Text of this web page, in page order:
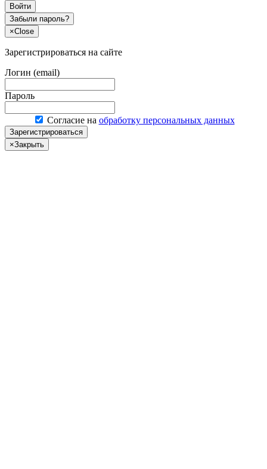
Войти
Забыли пароль?
×Close
Зарегистрироваться на сайте
Логин (email)
Пароль
Согласие на обработку персональных данных
Зарегистрироваться
×Закрыть